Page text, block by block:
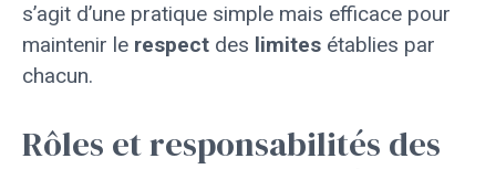
s’agit d’une pratique simple mais efficace pour
maintenir le respect des limites établies par
chacun.
Rôles et responsabilités des